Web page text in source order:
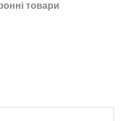
товари